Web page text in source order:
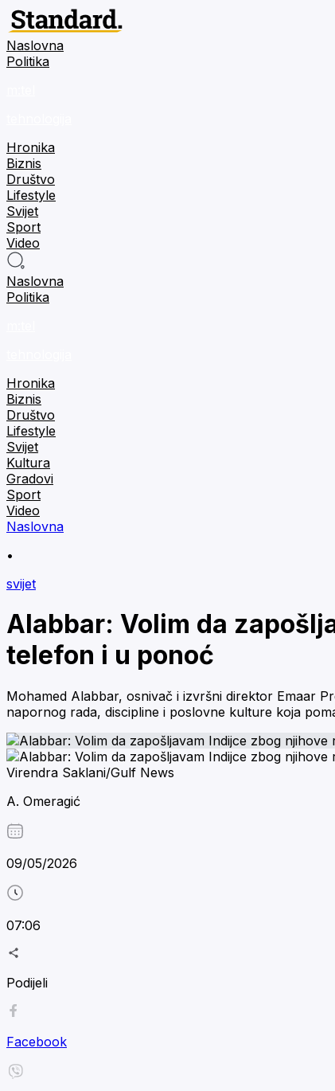
Naslovna
Politika
Hronika
Biznis
Društvo
Lifestyle
Svijet
Sport
Video
Naslovna
Politika
Hronika
Biznis
Društvo
Lifestyle
Svijet
Kultura
Gradovi
Sport
Video
Naslovna
•
svijet
Alabbar: Volim da
telefon i u ponoć
Mohamed Alabbar, osnivač i izvršni direktor Emaar
napornog rada, discipline i poslovne kulture koja
Virendra Saklani/Gulf News
A. Omeragić
09/05/2026
07:06
Podijeli
Facebook